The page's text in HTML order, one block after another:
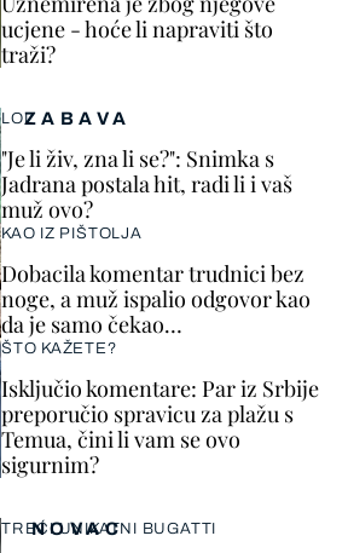
ZABAVA
LOL
"Je li živ, zna li se?": Snimka s
Jadrana postala hit, radi li i vaš
muž ovo?
KAO IZ PIŠTOLJA
Dobacila komentar trudnici bez
noge, a muž ispalio odgovor kao
da je samo čekao…
ŠTO KAŽETE?
Isključio komentare: Par iz Srbije
preporučio spravicu za plažu s
Temua, čini li vam se ovo
sigurnim?
ucjene - hoće li napraviti što
traži?
NOVAC
TREĆI UNIKATNI BUGATTI